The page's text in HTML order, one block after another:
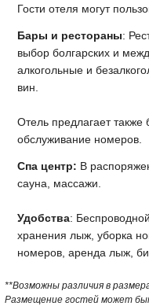
Гости отеля могут
Бары и рестораны:
выбор болгарских и
алкогольные и
вин.
Отель предлагает
обслуживание номеров.
Спа центр: В
сауна, массажи.
Удобства:
хранения лыж, уборка
номеров, аренда лыж,
**Возможны различия в
Размещение гостей может